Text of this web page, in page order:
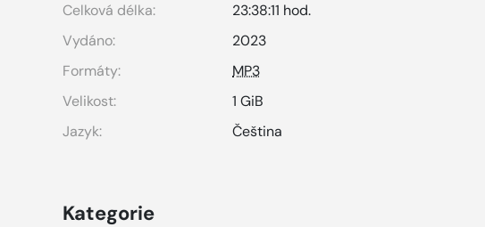
Celková délka:
23:38:11 hod.
Vydáno:
2023
Formáty:
MP3
Velikost:
1 GiB
Jazyk:
Čeština
Kategorie